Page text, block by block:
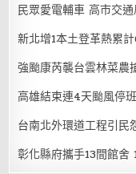
民眾愛電輔車 高市交
新北增1本土登革熱累
強颱康芮襲台雲林菜農
高雄結束連4天颱風停
台南北外環道工程引民
彰化縣府攜手13間館